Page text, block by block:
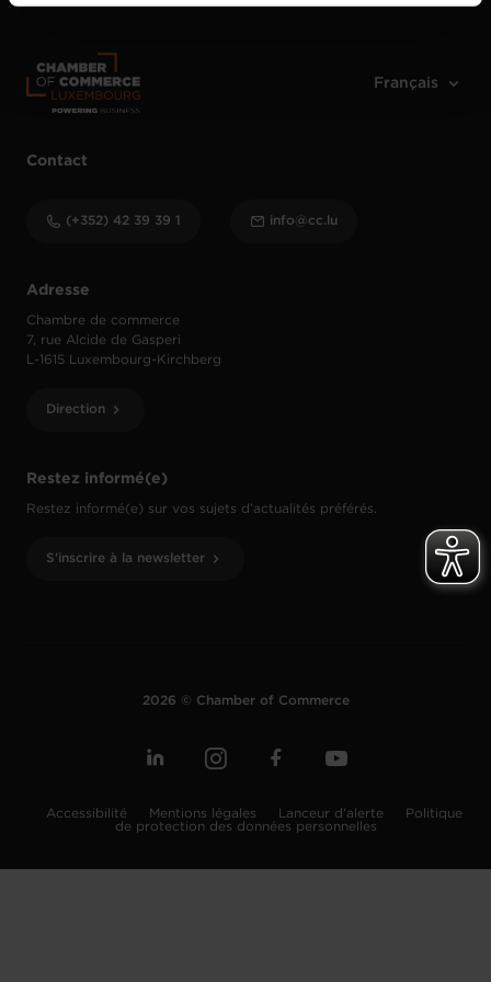
protection des données personnelles
Restez informé(e)
Restez informé(e) sur vos sujets d’actualités préférés.
S'inscrire à la newsletter
Adresse
Chambre de commerce
7, rue Alcide de Gasperi
L-1615 Luxembourg-Kirchberg
Direction
Contact
(+352) 42 39 39 1 info@cc.lu
2026 © Chamber of Commerce
Accessibilité Mentions légales Lanceur d'alerte
Politique
de protection des données personnelles